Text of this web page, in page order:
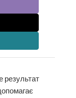
результат